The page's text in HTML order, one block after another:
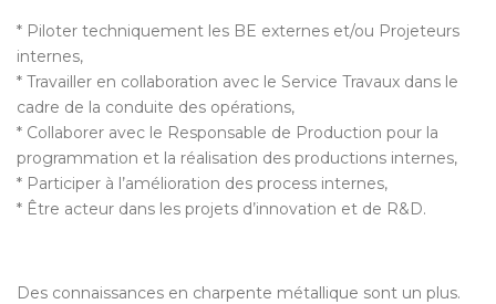
* Piloter techniquement les BE externes et/ou Projeteurs
internes,
* Travailler en collaboration avec le Service Travaux dans le
cadre de la conduite des opérations,
* Collaborer avec le Responsable de Production pour la
programmation et la réalisation des productions internes,
* Participer à l’amélioration des process internes,
* Être acteur dans les projets d’innovation et de R&D.
Des connaissances en charpente métallique sont un plus.